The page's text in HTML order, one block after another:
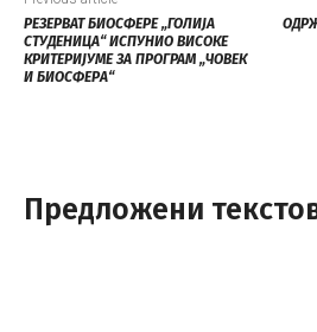
РЕЗЕРВАТ БИОСФЕРЕ „ГОЛИЈА
СТУДЕНИЦА“ ИСПУНИО ВИСОКЕ
КРИТЕРИЈУМЕ ЗА ПРОГРАМ „ЧОВЕК
И БИОСФЕРA“
Предложени